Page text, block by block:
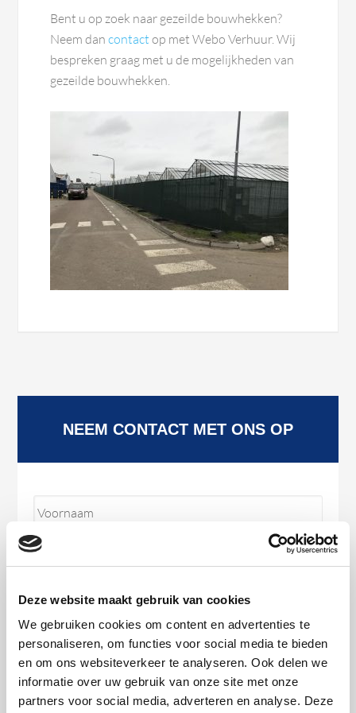
Deze website maakt gebruik van cookies
We gebruiken cookies om content en advertenties te
personaliseren, om functies voor social media te bieden
en om ons websiteverkeer te analyseren. Ook delen we
informatie over uw gebruik van onze site met onze
partners voor social media, adverteren en analyse. Deze
Bent u op zoek naar gezeilde bouwhekken?
Neem dancontactop met Webo Verhuur. Wij
bespreken graag met u de mogelijkheden van
gezeilde bouwhekken.
NEEM CONTACT MET ONS OP
w
a
a
m
U
E
m
a
l
a
U
w
e
lU